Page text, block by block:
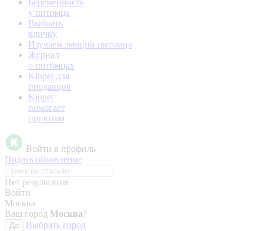
Беременность
у питомца
Выбрать
кличку
Изучаем эмоции питомца
Журнал
о питомцах
Kinpet для
продавцов
Kinpet
помогает
приютам
Войти в профиль
Подать объявление
Нет результатов
Войти
Москва
Ваш город Москва?
Да
Выбрать город